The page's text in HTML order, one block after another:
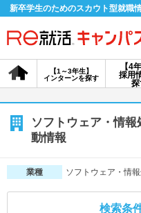
新卒学生のためのスカウト型就職
【4
採用
【1～3年生】
インターンを探す
会員登録
説
ソフトウェア・情
動情報
業種 ソフトウェア・情
検索条